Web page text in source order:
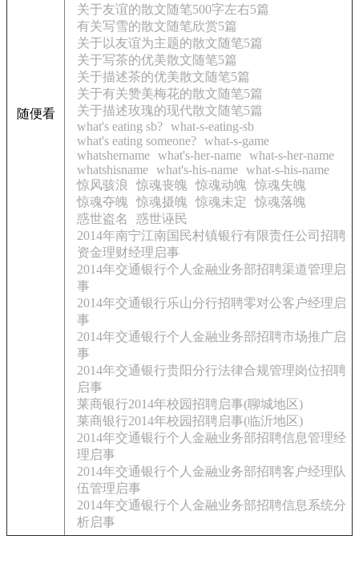
随便看
关于友谊的散文随笔500字左右5篇
有关写雪的散文随笔欣赏5篇
关于以友谊为主题的散文随笔5篇
关于写茶的优美散文随笔5篇
关于描述茶的优美散文随笔5篇
关于有关赞美梅花的散文随笔5篇
关于描述玫瑰的现代散文随笔5篇
what's eating sb? what-s-eating-sb
what's eating someone? what-s-game
whatshername what's-her-name what-s-her-name
whatshisname what's-his-name what-s-his-name
惊风骇浪
惊魂丧魄 惊魂动魄
惊魂失魄
惊魂夺魄
惊魂摄魄 惊魂未定
惊魂落魄
惑世盗名
惑世诬民
2014年南宁江南国民村镇银行有限责任公司招聘
资金理财经理启事
2014年交通银行个人金融业务部招聘渠道管理启
事
2014年交通银行乐山分行招聘零对公客户经理启
事
2014年交通银行个人金融业务部招聘市场推广启
事
2014年交通银行贵阳分行法律合规管理岗位招聘
启事
莱商银行2014年校园招聘启事(聊城地区)
莱商银行2014年校园招聘启事(临沂地区)
2014年交通银行个人金融业务部招聘信息管理经
理启事
2014年交通银行个人金融业务部招聘客户经理队
伍管理启事
2014年交通银行个人金融业务部招聘信息系统分
析启事